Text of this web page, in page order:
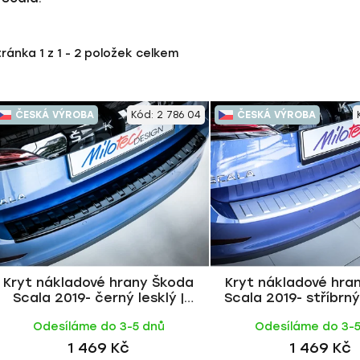
1 z 1 - 2 položek celkem
ČESKÁ VÝROBA
Kryt nákladové hrany Škoda
Scala 2019- černý lesklý |
Odesíláme do 3-5 dnů
1 469 Kč
Kód: 2 786 04 ČESKÁ VÝROBA
Kryt nákladové
Scala 2019-
Odesíláme do 3-
1 469 Kč